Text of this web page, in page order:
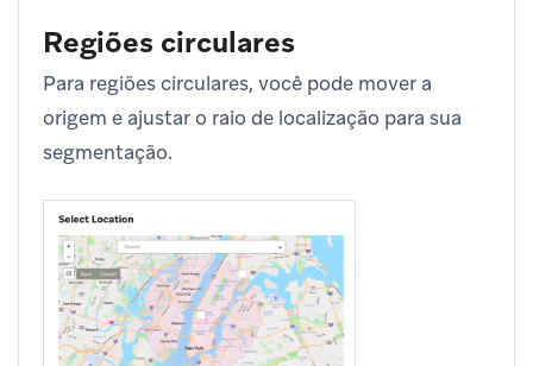
Regiões circulares
Para regiões circulares, você pode mover a
origem e ajustar o raio de localização para sua
segmentação.